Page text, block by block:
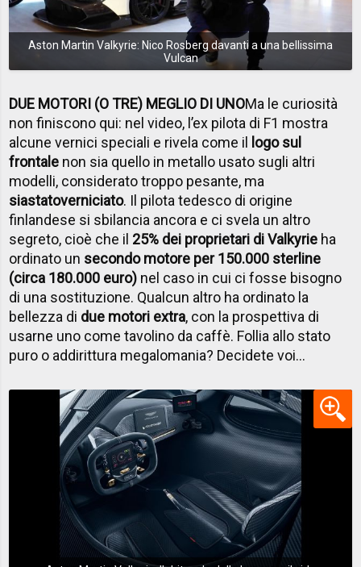
Aston Martin Valkyrie: Nico Rosberg davanti a una bellissima
Vulcan
DUE MOTORI (O TRE) MEGLIO DI UNOMa le curiosità
non finiscono qui: nel video, l’ex pilota di F1 mostra
alcune vernici speciali e rivela come il
logo sul
frontale non sia quello in metallo usato sugli altri
modelli, considerato troppo pesante, ma
siastatoverniciato. Il pilota tedesco di origine
finlandese si sbilancia ancora e ci svela un altro
segreto, cioè che il 25% dei proprietari di Valkyrie ha
ordinato un secondo motore per 150.000 sterline
(circa 180.000 euro) nel caso in cui ci fosse bisogno
di una sostituzione. Qualcun altro ha ordinato la
bellezza di due motori extra, con la prospettiva di
usarne uno come tavolino da caffè. Follia allo stato
puro o addirittura megalomania? Decidete voi...